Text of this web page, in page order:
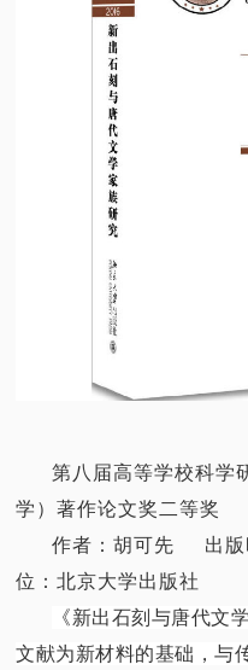
第八届高等学校科学
学）著作论文奖二等奖
作者：胡可先 出版
位：北京大学出版社
《新出石刻与唐代文
文献为新材料的基础，与